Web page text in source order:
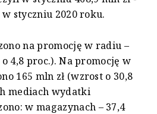
styczniu 2020 roku.
na promocję w radiu –
4,8 proc.). Na promocję w
165 mln zł (wzrost o 30,8
mediach wydatki
w magazynach – 37,4